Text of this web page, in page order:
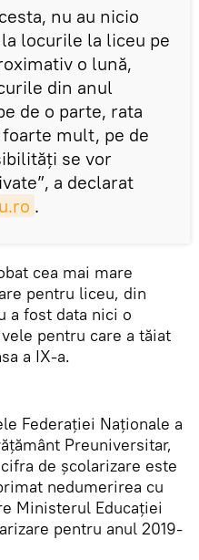
nu au nicio
locurile la liceu pe
o lună,
din anul
de o parte, rata
mult, pe de
se vor
a declarat
.
cea mai mare
pentru liceu, din
a fost data nici o
pentru care a tăiat
a IX-a.
Federației Naționale a
Preuniversitar,
de școlarizare este
nedumerirea cu
Ministerul Educației
pentru anul 2019-